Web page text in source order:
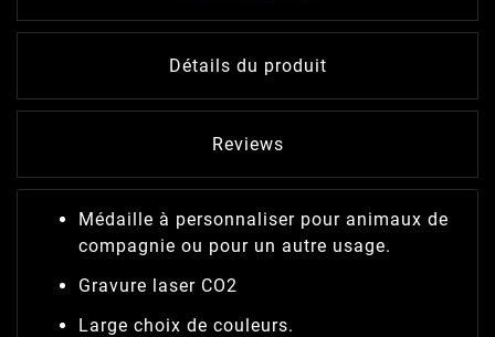
Détails du produit
Reviews
Médaille à personnaliser pour animaux de
compagnie ou pour un autre usage.
Gravure laser CO2
Large choix de couleurs.